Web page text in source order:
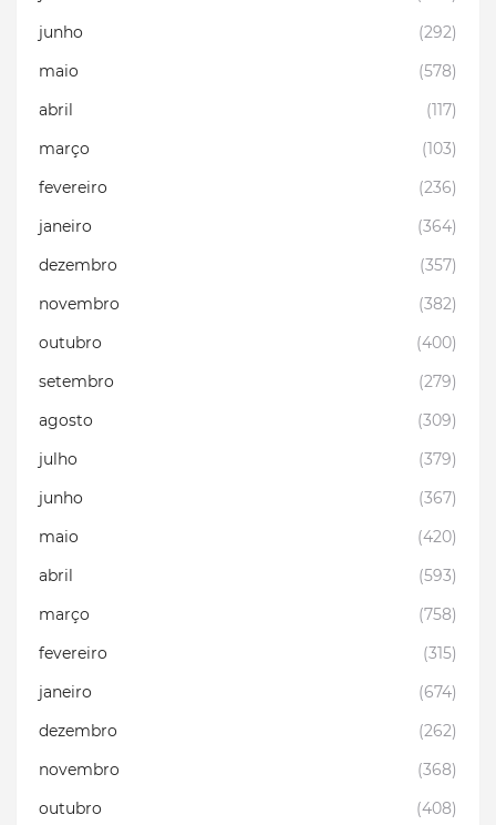
junho
(292)
maio
(578)
abril
(117)
março
(103)
fevereiro
(236)
janeiro
(364)
dezembro
(357)
novembro
(382)
outubro
(400)
setembro
(279)
agosto
(309)
julho
(379)
junho
(367)
maio
(420)
abril
(593)
março
(758)
fevereiro
(315)
janeiro
(674)
dezembro
(262)
novembro
(368)
outubro
(408)